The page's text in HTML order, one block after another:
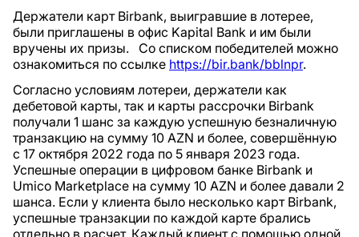
Держатели карт Birbank, выигравшие в лотерее,
были приглашены в офис Kapital Bank и им были
вручены их призы. Со списком победителей можно
ознакомиться по ссылке https://bir.bank/bblnpr.
Согласно условиям лотереи, держатели как
дебетовой карты, так и карты рассрочки Birbank
получали 1 шанс за каждую успешную безналичную
транзакцию на сумму 10 AZN и более, совершённую
с 17 октября 2022 года по 5 января 2023 года.
Успешные операции в цифровом банке Birbank и
Umico Marketplace на сумму 10 AZN и более давали 2
шанса. Если у клиента было несколько карт Birbank,
успешные транзакции по каждой карте брались